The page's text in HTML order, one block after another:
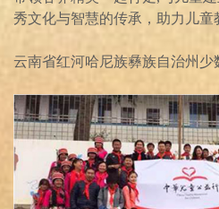
秀文化与智慧的传承，助力儿童
云南省红河哈尼族彝族自治州少